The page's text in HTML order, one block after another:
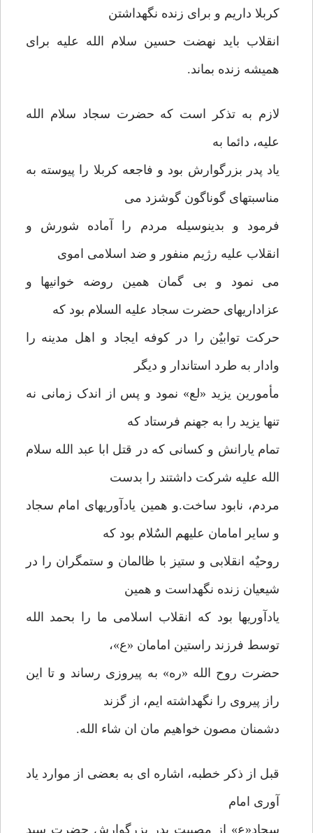
کربلا داریم و برای زنده نگهداشتن
انقلاب باید نهضت حسین سلام الله علیه برای
همیشه زنده بماند.
لازم به تذکر است که حضرت سجاد سلام الله
علیه، دائما به
یاد پدر بزرگوارش بود و فاجعه کربلا را پیوسته به
مناسبتهای گوناگون گوشزد می
فرمود و بدینوسیله مردم را آماده شورش و
انقلاب علیه رژیم منفور و ضد اسلامی اموی
می نمود و بی گمان همین روضه خوانیها و
عزاداریهای حضرت سجاد علیه السلام بود که
حرکت توابیٌن را در کوفه ایجاد و اهل مدینه را
وادار به طرد استاندار و دیگر
مأمورین یزید «لع» نمود و پس از اندک زمانی نه
تنها یزید را به جهنم فرستاد که
تمام یارانش و کسانی که در قتل ابا عبد الله سلام
الله علیه شرکت داشتند را بدست
مردم، نابود ساخت.و همین یادآوریهای امام سجاد
و سایر امامان علیهم السٌلام بود که
روحیٌه انقلابی و ستیز با ظالمان و ستمگران را در
شیعیان زنده نگهداست و همین
یادآوریها بود که انقلاب اسلامی ما را بحمد الله
توسط فرزند راستین امامان «ع»،
حضرت روح الله «ره» به پیروزی رساند و تا این
راز پیروی را نگهداشته ایم، از گزند
دشمنان مصون خواهیم مان ان شاء الله.
قبل از ذکر خطبه، اشاره ای به بعضی از موارد یاد
آوری امام
سجاد«ع» از مصیبت پدر بزرگوارش حضرت سید